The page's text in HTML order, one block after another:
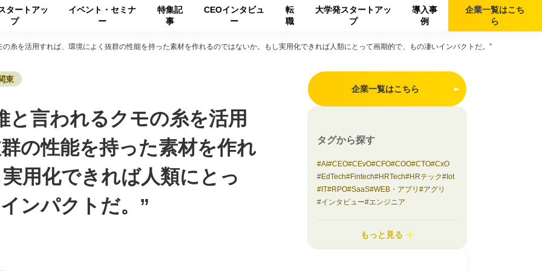
タートアッ
プ
イベント・セミナ
ー
特集記
事
CEOインタビュ
ー
転
職
大学発スタートアッ
プ
導入事
例
企業一覧はこち
ら
糸を活用すれば、環境によく抜群の性能を持った素材を作れるのではないか。もし実用化できれば人類にとって画期的で、もの凄いインパクトだ。”
東
と言われるクモの糸を活用
の性能を持った素材を作れ
用化できれば人類にとっ
ンパクトだ。”
企業一覧はこちら
タグから探す
AI CEO CEvO CFO COO CTO CxO
EdTech
Fintech HRTech HRテック
Iot
IT
RPO SaaS WEB・アプリ
アグリ
インタビュー
エンジニア
コンサルティング コンシューマーbiz
もっと見る